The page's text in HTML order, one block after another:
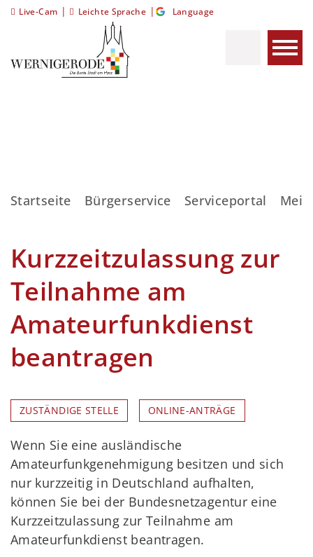
Live-Cam | Leichte Sprache | Language
Startseite Bürgerservice Serviceportal
Kurzzeitzulassung zur
Teilnahme am
Amateurfunkdienst
beantragen
ZUSTÄNDIGE STELLE ONLINE-ANTRÄGE
Wenn Sie eine ausländische
Amateurfunkgenehmigung besitzen und sich
nur kurzzeitig in Deutschland aufhalten,
können Sie bei der Bundesnetzagentur eine
Kurzzeitzulassung zur Teilnahme am
Amateurfunkdienst beantragen.